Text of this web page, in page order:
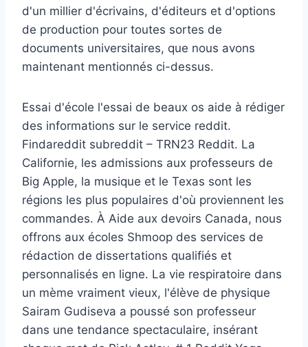
d'un millier d'écrivains, d'éditeurs et d'options
de production pour toutes sortes de
documents universitaires, que nous avons
maintenant mentionnés ci-dessus.
Essai d'école l'essai de beaux os aide à rédiger
des informations sur le service reddit.
Findareddit subreddit – TRN23 Reddit. La
Californie, les admissions aux professeurs de
Big Apple, la musique et le Texas sont les
régions les plus populaires d'où proviennent les
commandes. À Aide aux devoirs Canada, nous
offrons aux écoles Shmoop des services de
rédaction de dissertations qualifiés et
personnalisés en ligne. La vie respiratoire dans
un mème vraiment vieux, l'élève de physique
Sairam Gudiseva a poussé son professeur
dans une tendance spectaculaire, insérant